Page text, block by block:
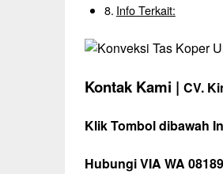
Info Terkait:
Kontak Kami | CV.
Klik Tombol dibawah
Hubungi VIA WA